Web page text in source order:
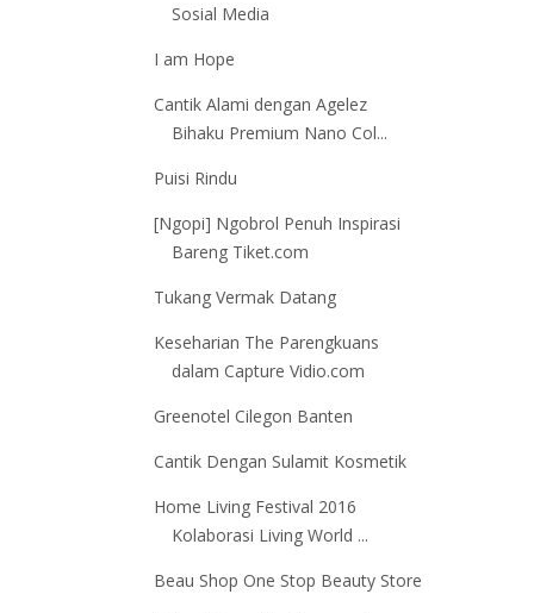
Sosial Media
I am Hope
Cantik Alami dengan Agelez
Bihaku Premium Nano Col...
Puisi Rindu
[Ngopi] Ngobrol Penuh Inspirasi
Bareng Tiket.com
Tukang Vermak Datang
Keseharian The Parengkuans
dalam Capture Vidio.com
Greenotel Cilegon Banten
Cantik Dengan Sulamit Kosmetik
Home Living Festival 2016
Kolaborasi Living World ...
Beau Shop One Stop Beauty Store